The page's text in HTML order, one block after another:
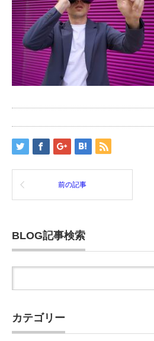
前の記事
BLOG記事検索
カテゴリー